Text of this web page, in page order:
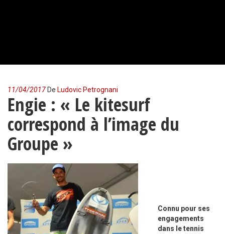
11/04/2017 De Ludovic Petrognani
Engie : « Le kitesurf
correspond à l’image du
Groupe »
Connu pour ses
engagements
dans le tennis